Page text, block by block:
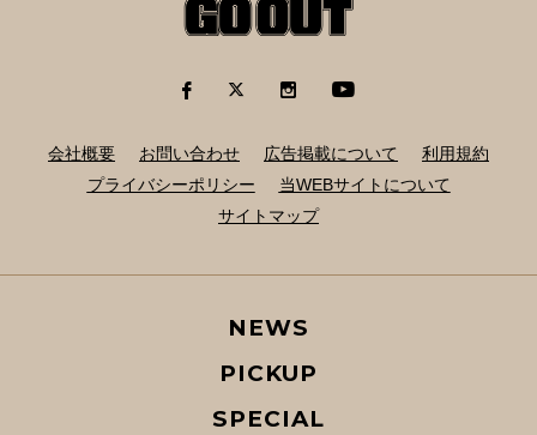
会社概要 お問い合わせ 広告掲載について
利用規約
プライバシーポリシー
当WEBサイトについて
サイトマップ
NEWS
PICKUP
SPECIAL